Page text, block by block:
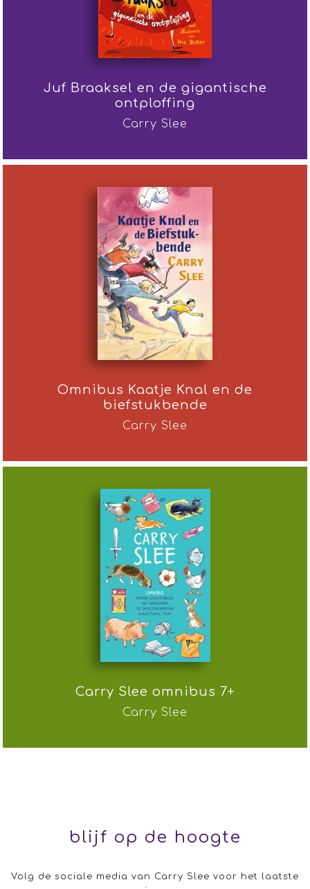
Juf Braaksel en de gigantische
ontploffing
Carry Slee
Omnibus Kaatje Knal en de
biefstukbende
Carry Slee
Carry Slee omnibus 7+
Carry Slee
blijf op de hoogte
Volg de sociale media van Carry Slee voor het laatste